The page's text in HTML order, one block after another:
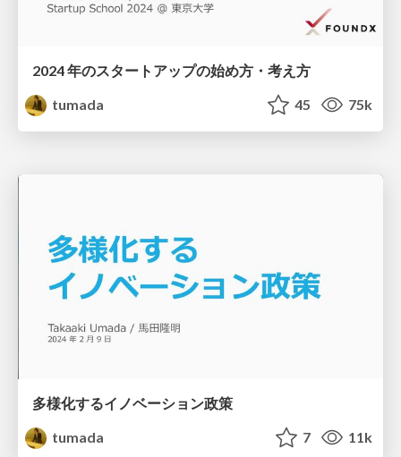
2024 年のスタートアップの始め方・考え方
tumada
45 75k
多様化するイノベーション政策
tumada
7 11k